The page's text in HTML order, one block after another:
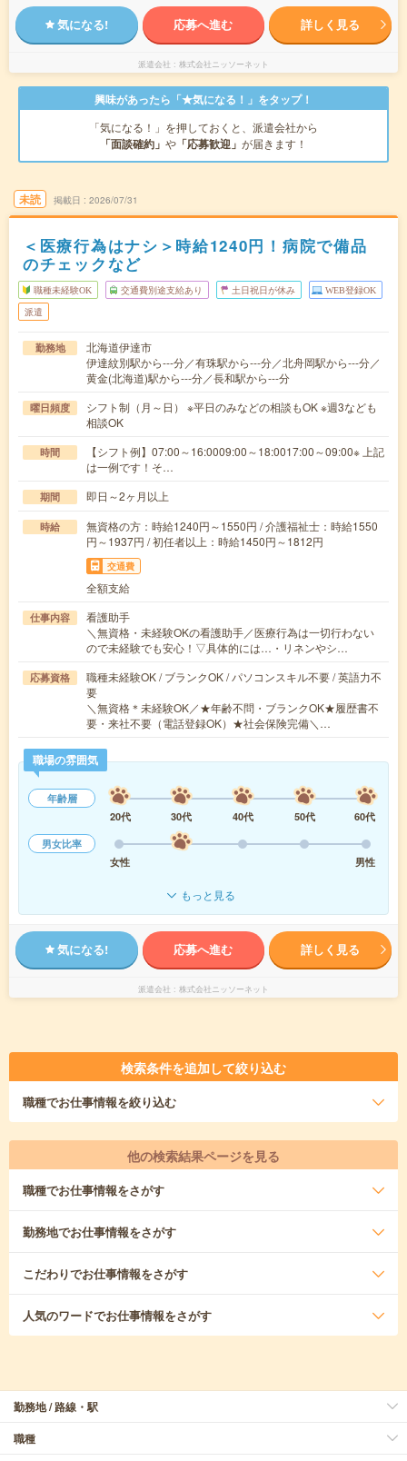
気になる! 応募へ進む 詳しく見る
派遣会社 株式会社ニッソーネット
興味があったら「★気になる！」をタップ！
「気になる！」を押しておくと、派遣会社から
「面談確約」 や 「応募歓迎」 が届きます！
未読 掲載日 2026/07/31
＜医療行為はナシ＞時給1240円！病院で備品
のチェックなど
職種未経験OK 交通費別途支給あり 土日祝日が休み WEB登録OK
派遣
勤務地
北海道伊達市
伊達紋別駅から---分／有珠駅から---分／北舟岡駅から---分／
黄金(北海道)駅から---分／長和駅から---分
曜日頻度
シフト制（月～日） ※平日のみなどの相談もOK ※週3なども
相談OK
時間
【シフト例】07:00～16:0009:00～18:0017:00～09:00※ 上記
は一例です！そ…
期間 即日～2ヶ月以上
時給
無資格の方：時給1240円～1550円 / 介護福祉士：時給1550
円～1937円 / 初任者以上：時給1450円～1812円
交通費
全額支給
仕事内容
看護助手
＼無資格・未経験OKの看護助手／医療行為は一切行わない
ので未経験でも安心！▽具体的には…・リネンやシ…
応募資格
職種未経験OK / ブランクOK / パソコンスキル不要 / 英語力不
要
＼無資格＊未経験OK／★年齢不問・ブランクOK★履歴書不
要・来社不要（電話登録OK）★社会保険完備＼…
職場の雰囲気
年齢層
20代
30代 40代 50代
60代
男女比率
女性
男性
もっと見る
気になる! 応募へ進む 詳しく見る
派遣会社 株式会社ニッソーネット
検索条件を追加して絞り込む
職種でお仕事情報を絞り込む
他の検索結果ページを見る
職種でお仕事情報をさがす
勤務地でお仕事情報をさがす
こだわりでお仕事情報をさがす
人気のワードでお仕事情報をさがす
勤務地 / 路線・駅
職種